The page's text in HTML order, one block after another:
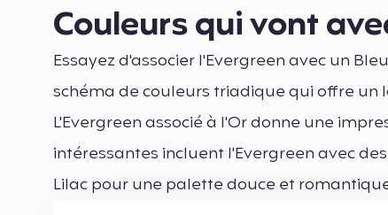
Couleurs qui vont
Essayez d'associer l'Evergreen avec un
schéma de couleurs triadique qui offre
L'Evergreen associé à l'Or donne une
intéressantes incluent l'Evergreen avec
Lilac pour une palette douce et